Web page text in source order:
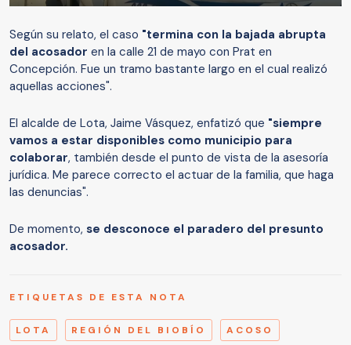
Según su relato, el caso "termina con la bajada abrupta
del acosador en la calle 21 de mayo con Prat en
Concepción. Fue un tramo bastante largo en el cual realizó
aquellas acciones".
El alcalde de Lota, Jaime Vásquez, enfatizó que "siempre
vamos a estar disponibles como municipio para
colaborar, también desde el punto de vista de la asesoría
jurídica. Me parece correcto el actuar de la familia, que haga
las denuncias".
De momento, se desconoce el paradero del presunto
acosador.
ETIQUETAS DE ESTA NOTA
LOTA REGIÓN DEL BIOBÍO ACOSO